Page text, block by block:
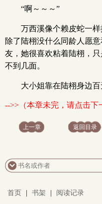
“啊～～～”
万西溪像个赖皮蛇一
除了陆栩没什么同龄人愿
友，她很喜欢粘着陆栩，
不到几面。
大小姐靠在陆栩身边
-->>（本章未完，请点击下
上一章 返回目录
首页 书架 阅读记录